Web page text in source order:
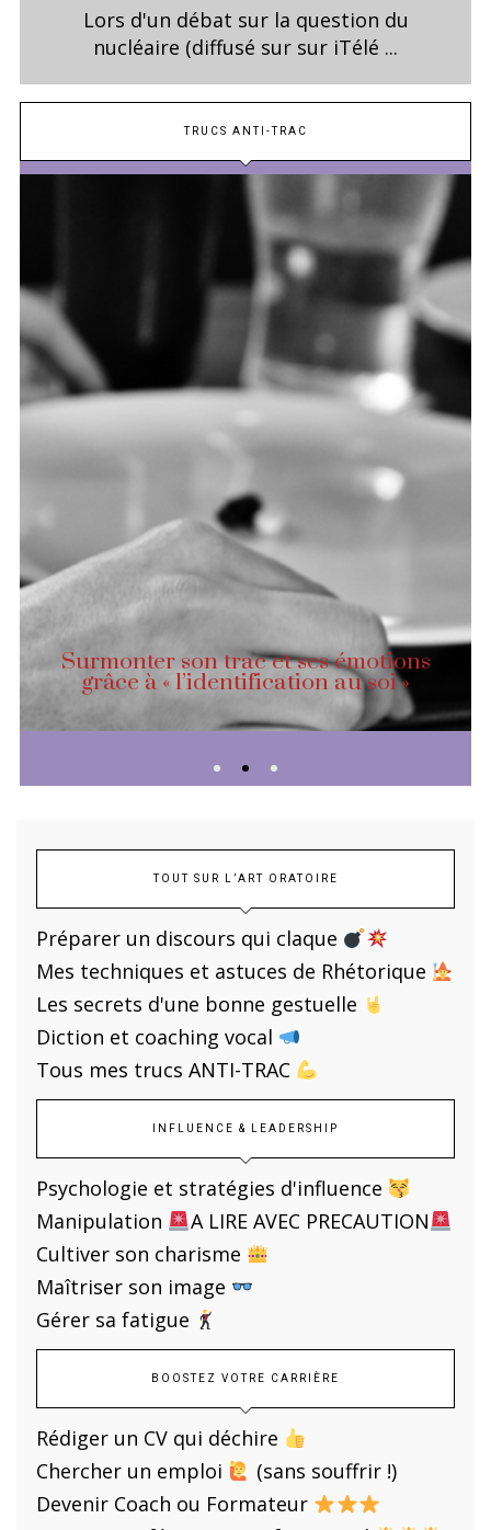
Lors d'un débat sur la question du
nucléaire (diffusé sur sur iTélé ...
TRUCS ANTI-TRAC
Surmonter son trac et ses émotions
grâce à « l’identification au soi »
TOUT SUR L’ART ORATOIRE
Préparer un discours qui claque
Mes techniques et astuces de Rhétorique
Les secrets d'une bonne gestuelle
Diction et coaching vocal
Tous mes trucs ANTI-TRAC
INFLUENCE & LEADERSHIP
Psychologie et stratégies d'influence
Manipulation
A LIRE AVEC PRECAUTION
Cultiver son charisme
Maîtriser son image
Gérer sa fatigue
BOOSTEZ VOTRE CARRIÈRE
Rédiger un CV qui déchire
Chercher un emploi
(sans souffrir !)
Devenir Coach ou Formateur